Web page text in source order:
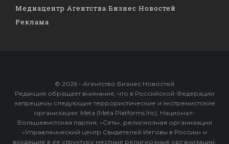
Медиацентр Агентства Бизнес Новостей
Реклама
© 2026 - Агентство Бизнес Новостей
Редакция обращает внимание, что в Российской Федерации
запрещены следующие террористические и экстремистские
организации: Meta (Meta Platforms Inc), Национал-
Большевистская партия, «Сеть», религиозная организация
«Управленческий центр Свидетелей Иеговы в России» и
входящие в ее структуру местные религиозные организации,